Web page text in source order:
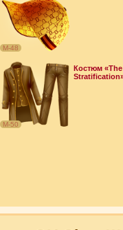
М-48
М-50
Костюм «The